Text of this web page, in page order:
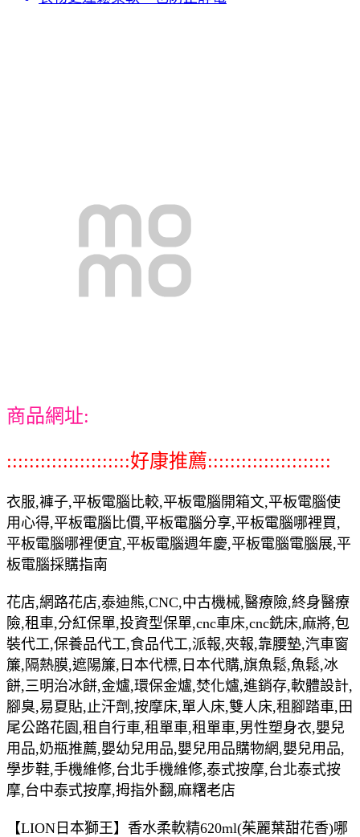
商品網址:
::::::::::::::::::::::好康推薦::::::::::::::::::::::
衣服,褲子,平板電腦比較,平板電腦開箱文,平板電腦使
用心得,平板電腦比價,平板電腦分享,平板電腦哪裡買,
平板電腦哪裡便宜,平板電腦週年慶,平板電腦電腦展,平
板電腦採購指南
花店,網路花店,泰迪熊,CNC,中古機械,醫療險,終身醫療
險,租車,分紅保單,投資型保單,cnc車床,cnc銑床,麻將,包
裝代工,保養品代工,食品代工,派報,夾報,靠腰墊,汽車窗
簾,隔熱膜,遮陽簾,日本代標,日本代購,旗魚鬆,魚鬆,冰
餅,三明治冰餅,金爐,環保金爐,焚化爐,進銷存,軟體設計,
腳臭,易夏貼,止汗劑,按摩床,單人床,雙人床,租腳踏車,田
尾公路花園,租自行車,租單車,租單車,男性塑身衣,嬰兒
用品,奶瓶推薦,嬰幼兒用品,嬰兒用品購物網,嬰兒用品,
學步鞋,手機維修,台北手機維修,泰式按摩,台北泰式按
摩,台中泰式按摩,拇指外翻,麻糬老店
【LION日本獅王】香水柔軟精620ml(茱麗葉甜花香)哪